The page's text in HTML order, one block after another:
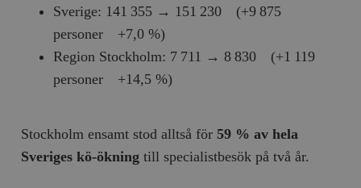
Sverige: 141 355 → 151 230 (+9 875
personer +7,0 %)
Region Stockholm: 7 711 → 8 830 (+1 119
personer +14,5 %)
Stockholm ensamt stod alltså för59 % av hela
Sveriges kö-ökning till specialistbesök på två år.